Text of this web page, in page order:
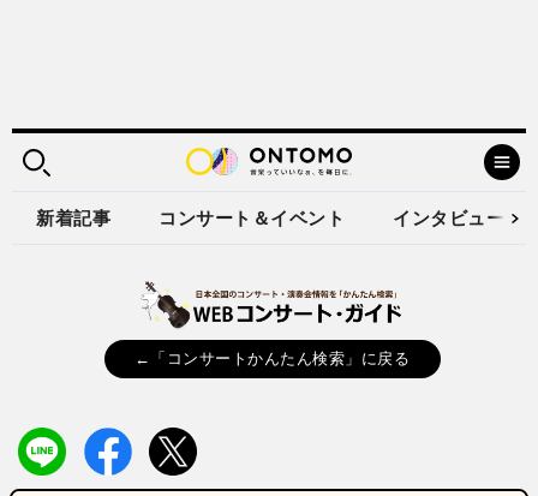
新着記事 コンサート＆イベント インタビュー
←「コンサートかんたん検索」に戻る